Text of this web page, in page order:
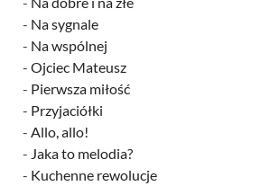
- Na sygnale
- Na wspólnej
- Ojciec Mateusz
- Pierwsza miłość
- Przyjaciółki
- Allo, allo!
- Jaka to melodia?
- Kuchenne rewolucje